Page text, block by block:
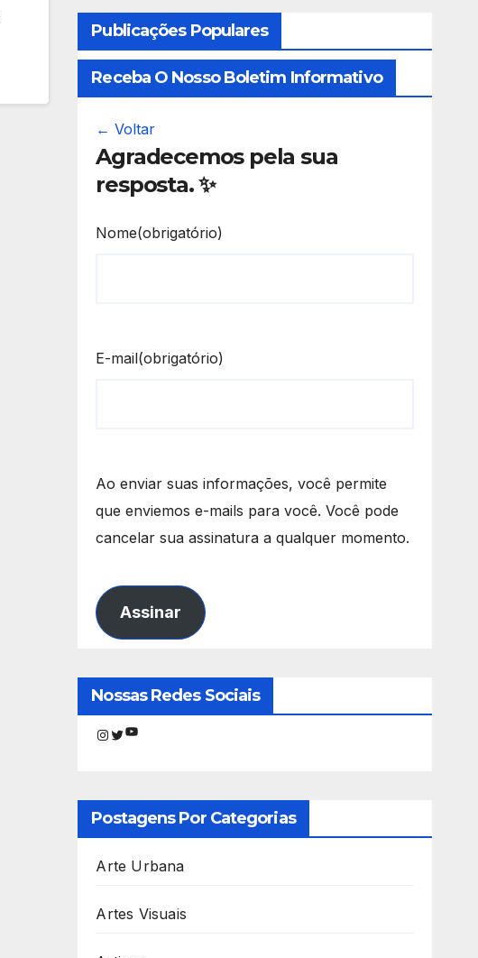
Publicações Populares
Receba O Nosso Boletim Informativo
← Voltar
Agradecemos pela sua
resposta. ✨
Nome(obrigatório)
E-mail(obrigatório)
Ao enviar suas informações, você permite
que enviemos e-mails para você. Você pode
cancelar sua assinatura a qualquer momento.
Assinar
Nossas Redes Sociais
Instagram
Twitter
Youtube
Postagens Por Categorias
Arte Urbana
Artes Visuais